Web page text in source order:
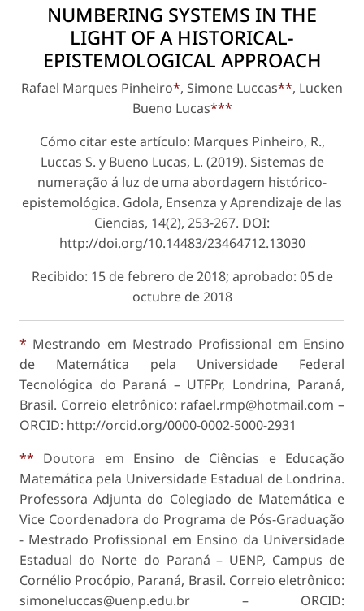
NUMBERING SYSTEMS IN THE
LIGHT OF A HISTORICAL-
EPISTEMOLOGICAL APPROACH
Rafael Marques Pinheiro*, Simone Luccas**, Lucken
Bueno Lucas***
Cómo citar este artículo: Marques Pinheiro, R.,
Luccas S. y Bueno Lucas, L. (2019). Sistemas de
numeração á luz de uma abordagem histórico-
epistemológica. Gdola, Ensenza y Aprendizaje de las
Ciencias, 14(2), 253-267. DOI:
http://doi.org/10.14483/23464712.13030
Recibido: 15 de febrero de 2018; aprobado: 05 de
octubre de 2018
* Mestrando em Mestrado Profissional em Ensino
de Matemática pela Universidade Federal
Tecnológica do Paraná – UTFPr, Londrina, Paraná,
Brasil. Correio eletrônico: rafael.rmp@hotmail.com –
ORCID: http://orcid.org/0000-0002-5000-2931
** Doutora em Ensino de Ciências e Educação
Matemática pela Universidade Estadual de Londrina.
Professora Adjunta do Colegiado de Matemática e
Vice Coordenadora do Programa de Pós-Graduação
- Mestrado Profissional em Ensino da Universidade
Estadual do Norte do Paraná – UENP, Campus de
Cornélio Procópio, Paraná, Brasil. Correio eletrônico:
simoneluccas@uenp.edu.br – ORCID: